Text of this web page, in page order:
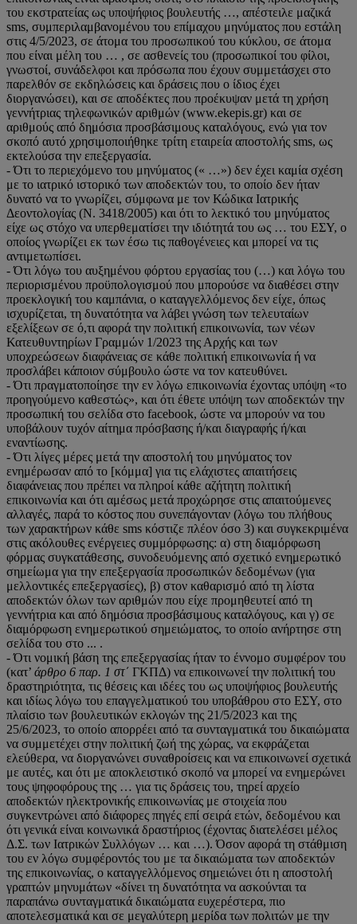
του εκστρατείας ως υποψήφιος βουλευτής …, απέστειλε μαζικά
sms, συμπεριλαμβανομένου του επίμαχου μηνύματος που εστάλη
στις 4/5/2023, σε άτομα του προσωπικού του κύκλου, σε άτομα
που είναι μέλη του … , σε ασθενείς του (προσωπικοί του φίλοι,
γνωστοί, συνάδελφοι και πρόσωπα που έχουν συμμετάσχει στο
παρελθόν σε εκδηλώσεις και δράσεις που ο ίδιος έχει
διοργανώσει), και σε αποδέκτες που προέκυψαν μετά τη χρήση
γεννήτριας τηλεφωνικών αριθμών (www.ekepis.gr) και σε
αριθμούς από δημόσια προσβάσιμους καταλόγους, ενώ για τον
σκοπό αυτό χρησιμοποιήθηκε τρίτη εταιρεία αποστολής sms, ως
εκτελούσα την επεξεργασία.
- Ότι το περιεχόμενο του μηνύματος (« …») δεν έχει καμία σχέση
με το ιατρικό ιστορικό των αποδεκτών του, το οποίο δεν ήταν
δυνατό να το γνωρίζει, σύμφωνα με τον Κώδικα Ιατρικής
Δεοντολογίας (Ν. 3418/2005) και ότι το λεκτικό του μηνύματος
είχε ως στόχο να υπερθεματίσει την ιδιότητά του ως … του ΕΣΥ, ο
οποίος γνωρίζει εκ των έσω τις παθογένειες και μπορεί να τις
αντιμετωπίσει.
- Ότι λόγω του αυξημένου φόρτου εργασίας του (…) και λόγω του
περιορισμένου προϋπολογισμού που μπορούσε να διαθέσει στην
προεκλογική του καμπάνια, ο καταγγελλόμενος δεν είχε, όπως
ισχυρίζεται, τη δυνατότητα να λάβει γνώση των τελευταίων
εξελίξεων σε ό,τι αφορά την πολιτική επικοινωνία, των νέων
Κατευθυντηρίων Γραμμών 1/2023 της Αρχής και των
υποχρεώσεων διαφάνειας σε κάθε πολιτική επικοινωνία ή να
προσλάβει κάποιον σύμβουλο ώστε να τον κατευθύνει.
- Ότι πραγματοποίησε την εν λόγω επικοινωνία έχοντας υπόψη «το
προηγούμενο καθεστώς», και ότι έθετε υπόψη των αποδεκτών την
προσωπική του σελίδα στο facebook, ώστε να μπορούν να του
υποβάλουν τυχόν αίτημα πρόσβασης ή/και διαγραφής ή/και
εναντίωσης.
- Ότι λίγες μέρες μετά την αποστολή του μηνύματος τον
ενημέρωσαν από το [κόμμα] για τις ελάχιστες απαιτήσεις
διαφάνειας που πρέπει να πληροί κάθε αζήτητη πολιτική
επικοινωνία και ότι αμέσως μετά προχώρησε στις απαιτούμενες
αλλαγές, παρά το κόστος που συνεπάγονταν (λόγω του πλήθους
των χαρακτήρων κάθε sms κόστιζε πλέον όσο 3) και συγκεκριμένα
στις ακόλουθες ενέργειες συμμόρφωσης: α) στη διαμόρφωση
φόρμας συγκατάθεσης, συνοδευόμενης από σχετικό ενημερωτικό
σημείωμα για την επεξεργασία προσωπικών δεδομένων (για
μελλοντικές επεξεργασίες), β) στον καθαρισμό από τη λίστα
αποδεκτών όλων των αριθμών που είχε προμηθευτεί από τη
γεννήτρια και από δημόσια προσβάσιμους καταλόγους, και γ) σε
διαμόρφωση ενημερωτικού σημειώματος, το οποίο ανήρτησε στη
σελίδα του στο ... .
- Ότι νομική βάση της επεξεργασίας ήταν το έννομο συμφέρον του
(κατ’ άρθρο 6 παρ. 1 στ΄ ΓΚΠΔ) να επικοινωνεί την πολιτική του
δραστηριότητα, τις θέσεις και ιδέες του ως υποψήφιος βουλευτής
και ιδίως λόγω του επαγγελματικού του υποβάθρου στο ΕΣΥ, στο
πλαίσιο των βουλευτικών εκλογών της 21/5/2023 και της
25/6/2023, το οποίο απορρέει από τα συνταγματικά του δικαιώματα
να συμμετέχει στην πολιτική ζωή της χώρας, να εκφράζεται
ελεύθερα, να διοργανώνει συναθροίσεις και να επικοινωνεί σχετικά
με αυτές, και ότι με αποκλειστικό σκοπό να μπορεί να ενημερώνει
τους ψηφοφόρους της … για τις δράσεις του, τηρεί αρχείο
αποδεκτών ηλεκτρονικής επικοινωνίας με στοιχεία που
συγκεντρώνει από διάφορες πηγές επί σειρά ετών, δεδομένου και
ότι γενικά είναι κοινωνικά δραστήριος (έχοντας διατελέσει μέλος
Δ.Σ. των Ιατρικών Συλλόγων … και …). Όσον αφορά τη στάθμιση
του εν λόγω συμφέροντός του με τα δικαιώματα των αποδεκτών
της επικοινωνίας, ο καταγγελλόμενος σημειώνει ότι η αποστολή
γραπτών μηνυμάτων «δίνει τη δυνατότητα να ασκούνται τα
παραπάνω συνταγματικά δικαιώματα ευχερέστερα, πιο
αποτελεσματικά και σε μεγαλύτερη μερίδα των πολιτών με την